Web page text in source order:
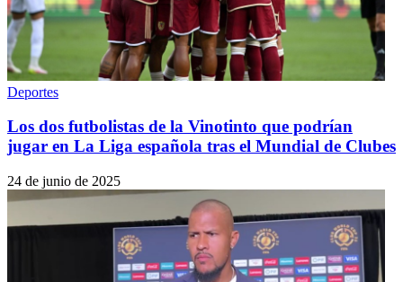
Deportes
Los dos futbolistas de la Vinotinto que podrían
jugar en La Liga española tras el Mundial de Clubes
24 de junio de 2025